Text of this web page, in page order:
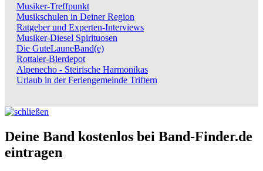
Musiker-Treffpunkt
Musikschulen in Deiner Region
Ratgeber und Experten-Interviews
Musiker-Diesel Spirituosen
Die GuteLauneBand(e)
Rottaler-Bierdepot
Alpenecho - Steirische Harmonikas
Urlaub in der Feriengemeinde Triftern
Deine Band kostenlos bei Band-Finder.de
eintragen